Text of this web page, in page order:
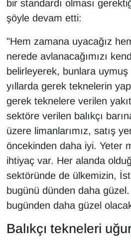
bir standardı olması
şöyle devam etti:
"Hem zamana uyacağız
nerede avlanacağımızı
belirleyerek, bunlara uymuş
yıllarda gerek teknelerin
gerek teknelere verilen
sektöre verilen balıkçı
üzere limanlarımız, satış
öncekinden daha iyi. Yeter
ihtiyaç var. Her alanda
sektöründe de ülkemizin,
bugünü dünden daha güzel.
bugünden daha güzel
Balıkçı tekneleri
TEKNOLOJİ
Turizm
VAN'DA SPOR
Vasıta
YAŞAM
YEREL